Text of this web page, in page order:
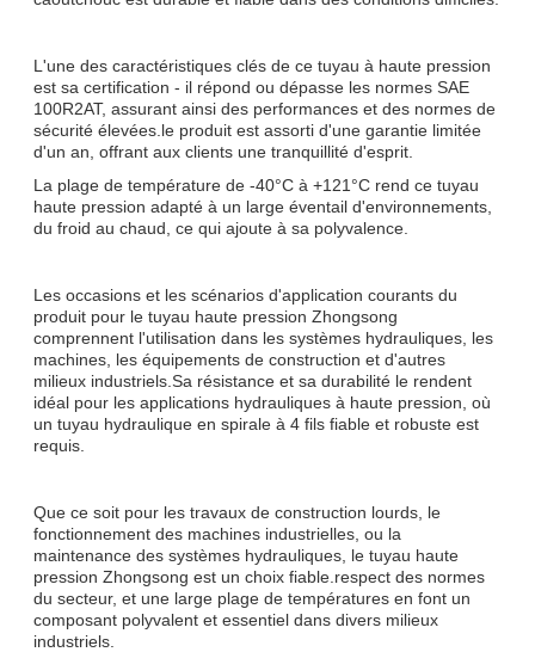
L'une des caractéristiques clés de ce tuyau à haute pression
est sa certification - il répond ou dépasse les normes SAE
100R2AT, assurant ainsi des performances et des normes de
sécurité élevées.le produit est assorti d'une garantie limitée
d'un an, offrant aux clients une tranquillité d'esprit.
La plage de température de -40°C à +121°C rend ce tuyau
haute pression adapté à un large éventail d'environnements,
du froid au chaud, ce qui ajoute à sa polyvalence.
Les occasions et les scénarios d'application courants du
produit pour le tuyau haute pression Zhongsong
comprennent l'utilisation dans les systèmes hydrauliques, les
machines, les équipements de construction et d'autres
milieux industriels.Sa résistance et sa durabilité le rendent
idéal pour les applications hydrauliques à haute pression, où
un tuyau hydraulique en spirale à 4 fils fiable et robuste est
requis.
Que ce soit pour les travaux de construction lourds, le
fonctionnement des machines industrielles, ou la
maintenance des systèmes hydrauliques, le tuyau haute
pression Zhongsong est un choix fiable.respect des normes
du secteur, et une large plage de températures en font un
composant polyvalent et essentiel dans divers milieux
industriels.